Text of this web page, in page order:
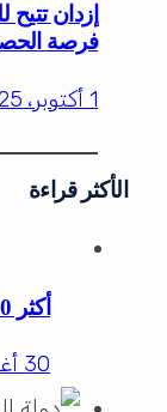
إزدان
فرصة
1 أكتوبر، 2025
الأكثر قراءة
أكثر 10 جنسيات تواجداً في قطر 2025
30 أغسطس، 2025